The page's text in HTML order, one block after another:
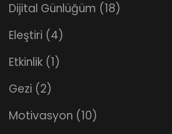
Dijital Günlüğüm (18)
Eleştiri (4)
Etkinlik (1)
Gezi (2)
Motivasyon (10)